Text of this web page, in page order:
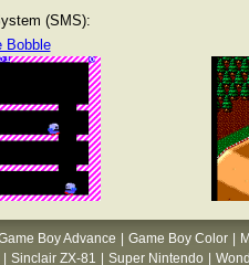
(SMS):
Bobble
Boy Advance Game Boy Color
Sinclair ZX-81 Super Nintendo